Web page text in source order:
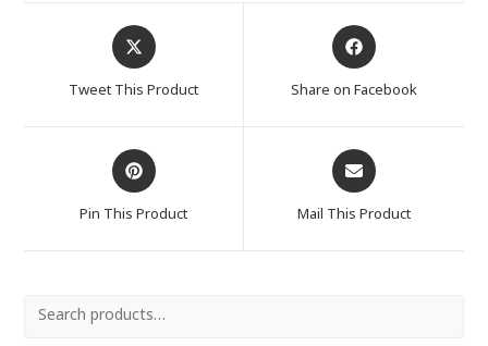
Opens
in
a
Tweet This Product
Opens
in
Share on Facebook
Opens
in
a
Pin This Product
Opens
in
a
Mail This Product